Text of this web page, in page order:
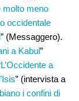
molto meno
occidentale
” (Messaggero).
a Kabul”
L’Occidente a
” (intervista a
i confini di